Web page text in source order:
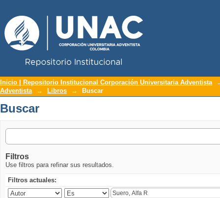
Buscar
Inicio | Repositorio Institucional Corporación Universitaria Adventista
Adventista
→ Libros → Buscar
Buscar
Filtros
Use filtros para refinar sus resultados.
Filtros actuales: